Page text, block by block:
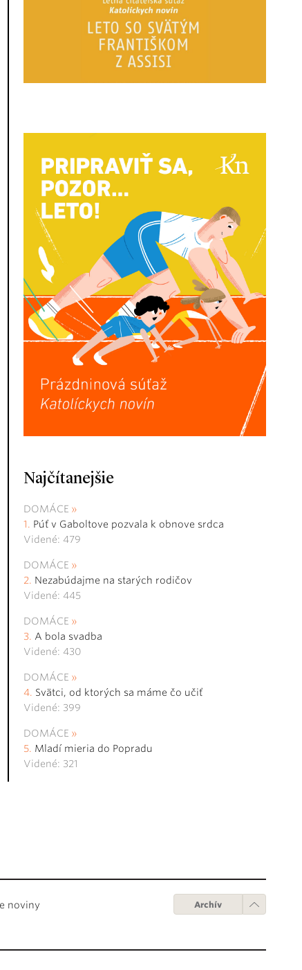
Najčítanejšie
DOMÁCE
Púť v Gaboltove pozvala k obnove srdca
Videné: 479
DOMÁCE
Nezabúdajme na starých rodičov
Videné: 445
DOMÁCE
A bola svadba
Videné: 430
DOMÁCE
Svätci, od ktorých sa máme čo učiť
Videné: 399
DOMÁCE
Mladí mieria do Popradu
Videné: 321
noviny Archív